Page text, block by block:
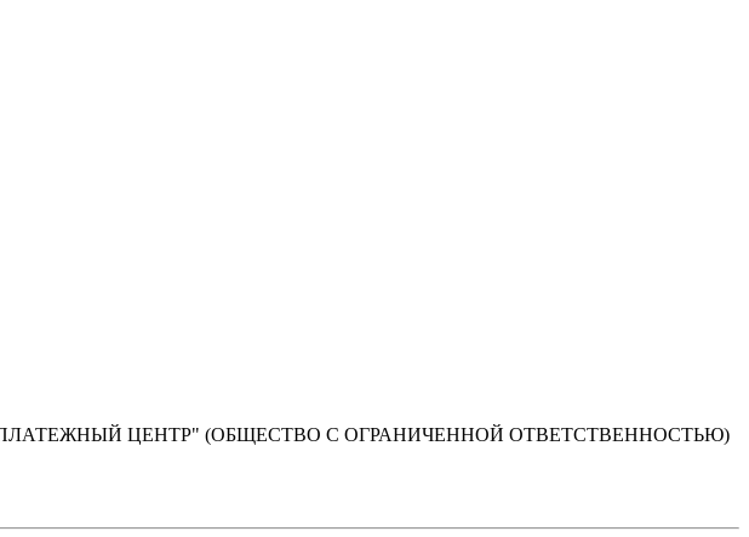
ЦЕНТР" (ОБЩЕСТВО С ОГРАНИЧЕННОЙ ОТВЕТСТВЕННОСТЬЮ)